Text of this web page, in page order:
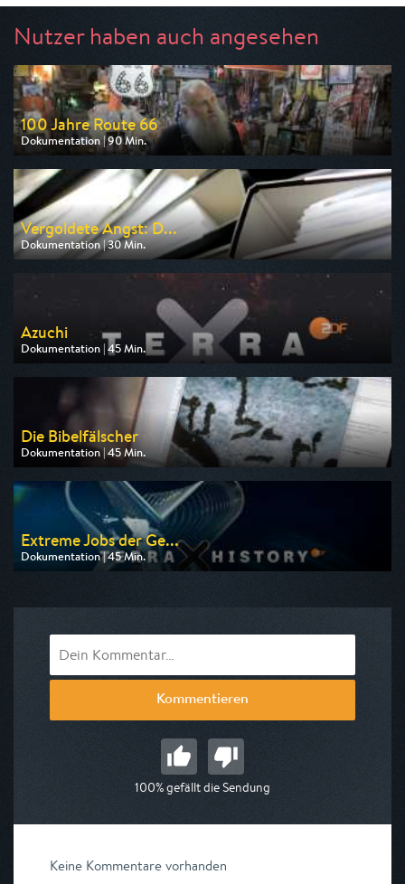
Nutzer haben auch angesehen
100 Jahre Route 66
Dokumentation | 90 Min.
Ausgestrahlt von arte
am 13.08.2026, 20:15
Vergoldete Angst: D...
Dokumentation | 30 Min.
Ausgestrahlt von ZDF
am 12.08.2026, 22:45
Azuchi
Dokumentation | 45 Min.
Ausgestrahlt von ZDF
am 09.08.2026, 19:30
Die Bibelfälscher
Dokumentation | 45 Min.
Ausgestrahlt von arte
am 11.08.2026, 20:15
Extreme Jobs der Ge...
Dokumentation | 45 Min.
Ausgestrahlt von ZDF
Kommentieren
100% gefällt die Sendung
Keine Kommentare vorhanden